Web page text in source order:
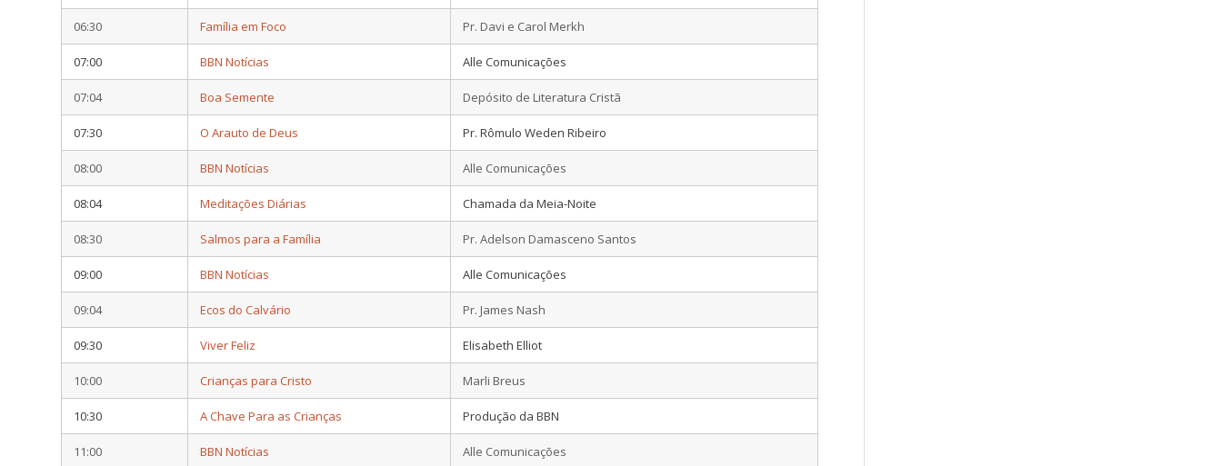
06:30 Família em Foco Pr. Davi e Carol Merkh
07:00 BBN Notícias Alle Comunicações
07:04 Boa Semente Depósito de Literatura Cristã
07:30 O Arauto de Deus Pr. Rômulo Weden Ribeiro
08:00 BBN Notícias Alle Comunicações
08:04 Meditações Diárias Chamada da Meia-Noite
08:30 Salmos para a Família Pr. Adelson Damasceno Santos
09:00 BBN Notícias Alle Comunicações
09:04 Ecos do Calvário Pr. James Nash
09:30 Viver Feliz Elisabeth Elliot
10:00 Crianças para Cristo Marli Breus
10:30 A Chave Para as Crianças Produção da BBN
11:00 BBN Notícias Alle Comunicações